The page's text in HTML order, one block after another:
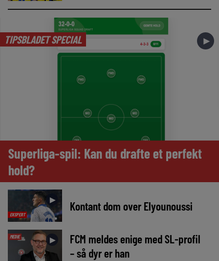
TIPSBLADET SPECIAL ►
Superliga-spil: Kan du drafte et perfekt
hold?
EKSPERT
► Kontant dom over Elyounoussi
MEDIE ►
FCM meldes enige med SL-profil
– så dyr er han